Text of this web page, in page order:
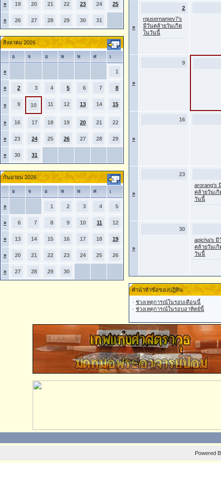
» 19 20 21 22 23 24 25
» 26 27 28 29 30 31
สิงหาคม 2026
อ จ อ พ พ ศ เ
» 1
» 2 3 4 5 6 7 8
» 9 10 11 12 13 14 15
» 16 17 18 19 20 21 22
» 23 24 25 26 27 28 29
» 30 31
กันยายน 2026
อ จ อ พ พ ศ เ
» 1 2 3 4 5
» 6 7 8 9 10 11 12
» 13 14 15 16 17 18 19
» 20 21 22 23 24 25 26
» 27 28 29 30
»
2
rqusernamev7's
มีวันคล้ายวันเกิด
ในวันนี้
»
9
»
16
»
23
arorang's
คล้ายวันเกิ
วันนี้
»
30
apicha's มี
คล้ายวันเกิ
วันนี้
คำนำหัวข้อของปฏิทิน
· ช่วงเหตุการณ์ในรอบเดือนนี้
· ช่วงเหตุการณ์ในรอบอาทิตย์นี้
Powered